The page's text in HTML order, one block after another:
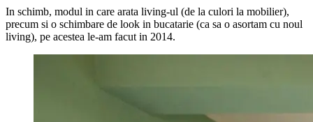
In schimb, modul in care arata living-ul (de la culori la mobilier),
precum si o schimbare de look in bucatarie (ca sa o asortam cu noul
living), pe acestea le-am facut in 2014.